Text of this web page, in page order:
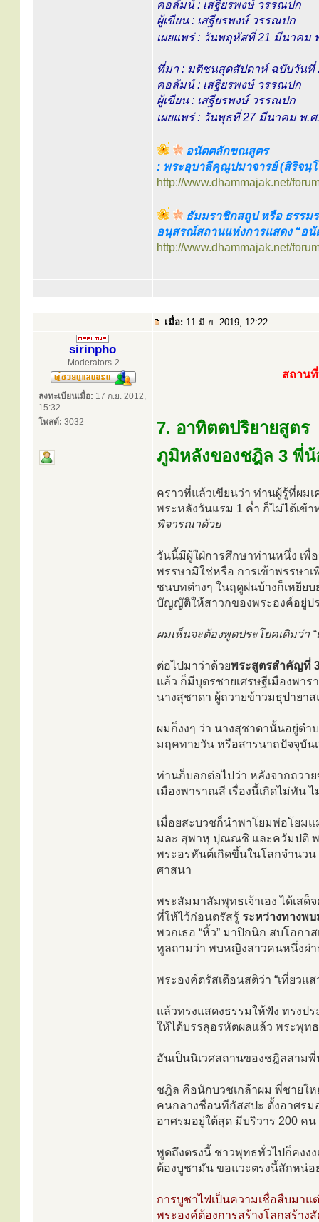
คอลัมน์ : เสฐียรพงษ์ วรรณปก
ผู้เขียน : เสฐียรพงษ์ วรรณปก
เผยแพร่ : วันพฤหัสที่ 21 มีนาคม
ที่มา : มติชนสุดสัปดาห์ ฉบับวันที่
คอลัมน์ : เสฐียรพงษ์ วรรณปก
ผู้เขียน : เสฐียรพงษ์ วรรณปก
เผยแพร่ : วันพุธที่ 27 มีนาคม พ.
อนัตตลักขณสูตร
: พระอุบาลีคุณูปมาจารย์ (สิริจนฺ
http://www.dhammajak.net/
ธัมมราชิกสถูป หรือ ธรรม
อนุสรณ์สถานแห่งการแสดง “อ
http://www.dhammajak.net/
เมื่อ: 11 มิ.ย. 2019, 12:22
sirinpho
Moderators-2
ลงทะเบียนเมื่อ: 17 ก.ย. 2012,
15:32
โพสต์: 3032
สถาน
7. อาทิตตปริยายสูตร
ภูมิหลังของชฎิล 3 พี่น้
คราวที่แล้วเขียนว่า ท่านผู้รู้ที่ผม
พระหลังวันแรม 1 ค่ำ ก็ไม่ได้เข้
พิจารณาด้วย
วันนี้มีผู้ใฝ่การศึกษาท่านหนึ่ง เ
พรรษามิใช่หรือ การเข้าพรรษา
ชนบทต่างๆ ในฤดูฝนบ้างก็เหยีย
บัญญัติให้สาวกของพระองค์อยู่ปร
ผมเห็นจะต้องพูดประโยคเดิมว่า
ต่อไปมาว่าด้วยพระสูตรสำคัญที่
แล้ว ก็มีบุตรชายเศรษฐีเมืองพา
นางสุชาดา ผู้ถวายข้าวมธุปายา
ผมก็งงๆ ว่า นางสุชาดานั้นอยู่ตำ
มฤคทายวัน หรือสารนาถปัจจุบัน
ท่านก็บอกต่อไปว่า หลังจากถวา
เมืองพาราณสี เรื่องนี้เกิดไม่ทัน
เมื่อยสะบวชก็นำพาโยมพ่อโยม
มละ สุพาหุ ปุณณชิ และควัมปติ พ
พระอรหันต์เกิดขึ้นในโลกจำนว
ศาสนา
พระสัมมาสัมพุทธเจ้าเอง ได้เส
ที่ให้ไว้ก่อนตรัสรู้ ระหว่างทางพ
พวกเธอ “หิ้ว” มาปิกนิก สบโอก
ทูลถามว่า พบหญิงสาวคนหนึ่งผ่
พระองค์ตรัสเตือนสติว่า “เที่ยวแ
แล้วทรงแสดงธรรมให้ฟัง ทรงป
ให้ได้บรรลุอรหัตผลแล้ว พระพุท
อันเป็นนิเวศสถานของชฎิลสามพี่
ชฎิล คือนักบวชเกล้าผม พี่ชายใ
คนกลางชื่อนทีกัสสปะ ตั้งอาศรม
อาศรมอยู่ใต้สุด มีบริวาร 200 ค
พูดถึงตรงนี้ ชาวพุทธทั่วไปก็คงง
ต้องบูชามัน ขอแวะตรงนี้สักหน่
การบูชาไฟเป็นความเชื่อสืบมาแ
พระองค์ต้องการสร้างโลกสร้าง